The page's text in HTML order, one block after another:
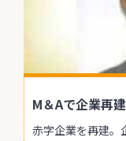
M＆Aで企業再
赤字企業を再建。